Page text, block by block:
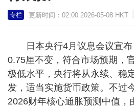
专栏 更新时间：02:00 2026-05-08 HKT
日本央行4月议息会议宣布
0.75厘不变，符合市场预期，
极低水平，央行将从永续、稳
发，适当实施货币政策。不过
2026财年核心通胀预测中值，